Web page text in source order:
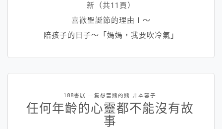
新（共11頁）
喜歡聖誕節的理由Ⅰ～
陪孩子的日子～「媽媽，我要吹冷氣」
188書展 一隻想當熊的熊 井本蓉子
任何年齡的心靈都不能沒有故
事